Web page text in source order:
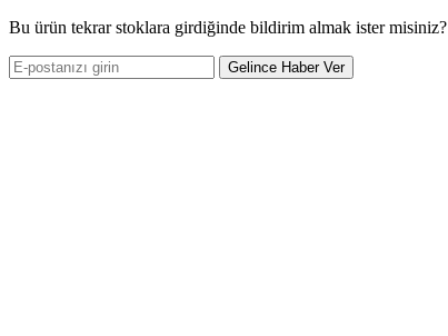
Bu ürün tekrar stoklara girdiğinde bildirim almak ister misiniz?
Gelince Haber Ver